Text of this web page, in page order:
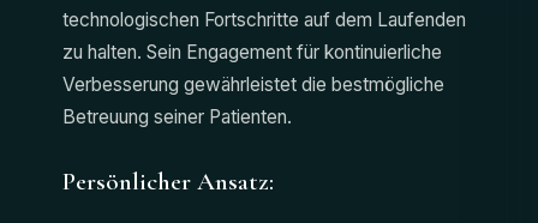
technologischen Fortschritte auf dem Laufenden
zu halten. Sein Engagement für kontinuierliche
Verbesserung gewährleistet die bestmögliche
Betreuung seiner Patienten.
Persönlicher Ansatz: